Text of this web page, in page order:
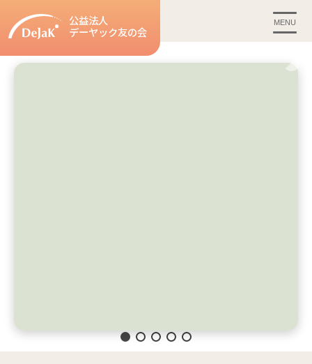
公益法人
デーヤック友の会
MENU